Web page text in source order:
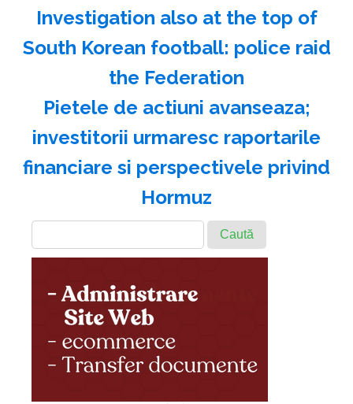
Investigation also at the top of
South Korean football: police raid
the Federation
Pietele de actiuni avanseaza;
investitorii urmaresc raportarile
financiare si perspectivele privind
Hormuz